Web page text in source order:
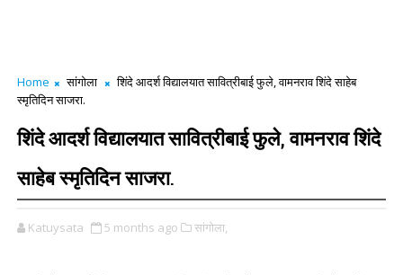
Home सांगोला
शिंदे आदर्श विद्यालयात सावित्रीबाई फुले, वामनराव शिंदे साहेब
स्मृतिदिन साजरा.
शिंदे आदर्श विद्यालयात सावित्रीबाई फुले, वामनराव शिंदे
साहेब स्मृतिदिन साजरा.
Katuysata 5 months ago सांगोला,